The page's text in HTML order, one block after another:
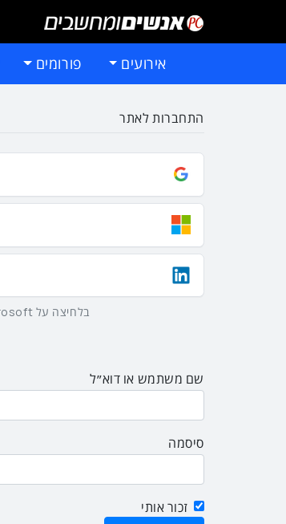
אירועים פורומים
התחברות לאתר
בלחיצה על Google, Microsoft וLinkedIn באמצעות הכפתורים שלמעלה אתם מסכימים ל
שם משתמש או דוא״ל
סיסמה
זכור אותי